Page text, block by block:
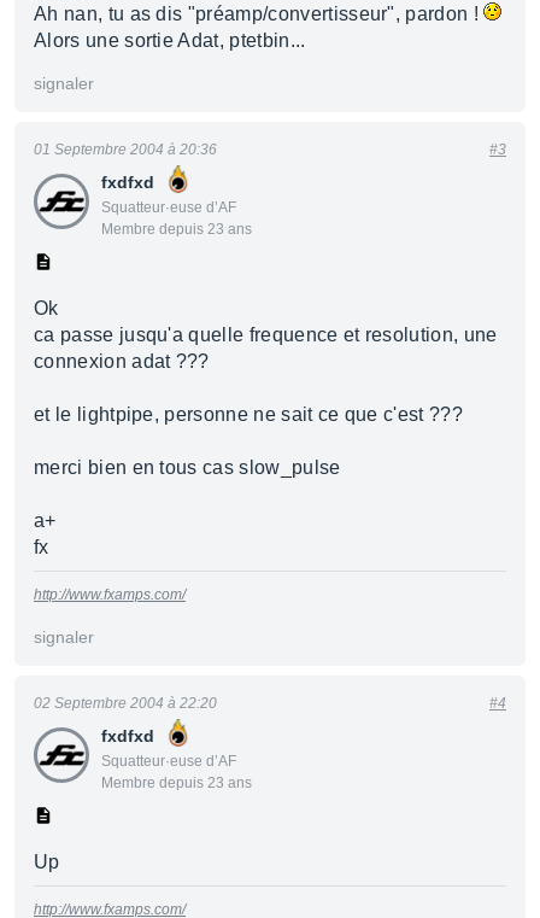
Ah nan, tu as dis "préamp/convertisseur", pardon !
Alors une sortie Adat, ptetbin...
signaler
fxdfxd
Squatteur·euse d’AF
Membre depuis 23 ans
01 Septembre 2004 à 20:36 #3
Ok
ca passe jusqu'a quelle frequence et resolution, une
connexion adat ???
et le lightpipe, personne ne sait ce que c'est ???
merci bien en tous cas slow_pulse
a+
fx
http://www.fxamps.com/
signaler
fxdfxd
Squatteur·euse d’AF
Membre depuis 23 ans
02 Septembre 2004 à 22:20 #4
Up
http://www.fxamps.com/